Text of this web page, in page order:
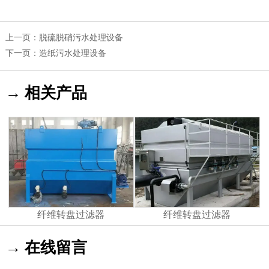
上一页： 脱硫脱硝污水处理设备
下一页： 造纸污水处理设备
→ 相关产品
纤维转盘过滤器 纤维转盘过滤器
→ 在线留言